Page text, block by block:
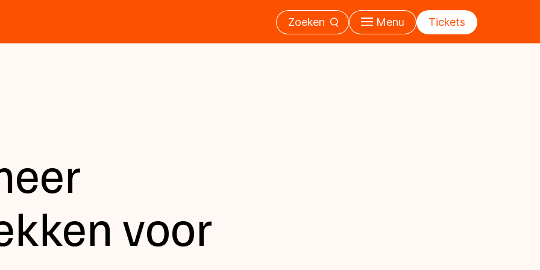
Zoeken Menu Tickets
voor